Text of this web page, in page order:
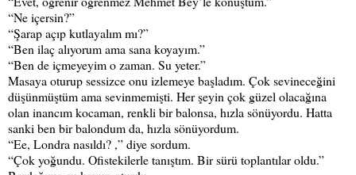
“Ne içersin?”
“Şarap açıp kutlayalım mı?”
“Ben ilaç alıyorum ama sana koyayım.”
“Ben de içmeyeyim o zaman. Su yeter.”
Masaya oturup sessizce onu izlemeye başladım. Çok sevineceğini
düşünmüştüm ama sevinmemişti. Her şeyin çok güzel olacağına
olan inancım kocaman, renkli bir balonsa, hızla sönüyordu. Hatta
sanki ben bir balondum da, hızla sönüyordum.
“Ee, Londra nasıldı? ,” diye sordum.
“Çok yoğundu. Ofistekilerle tanıştım. Bir sürü toplantılar oldu.”